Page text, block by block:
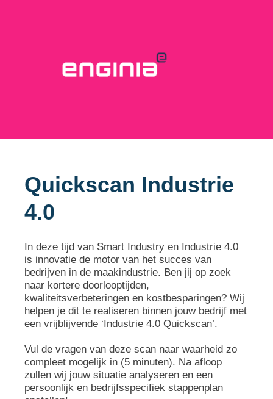
Quickscan Industrie
4.0
In deze tijd van Smart Industry en Industrie 4.0
is innovatie de motor van het succes van
bedrijven in de maakindustrie. Ben jij op zoek
naar kortere doorlooptijden,
kwaliteitsverbeteringen en kostbesparingen? Wij
helpen je dit te realiseren binnen jouw bedrijf met
een vrijblijvende ‘Industrie 4.0 Quickscan’.
Vul de vragen van deze scan naar waarheid zo
compleet mogelijk in (5 minuten). Na afloop
zullen wij jouw situatie analyseren en een
persoonlijk en bedrijfsspecifiek stappenplan